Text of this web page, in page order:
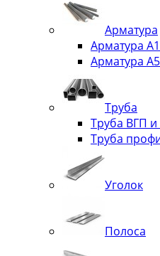
Арматура
Арматура
Арматура
Труба
Труба ВГП
Труба
Уголок
Полоса